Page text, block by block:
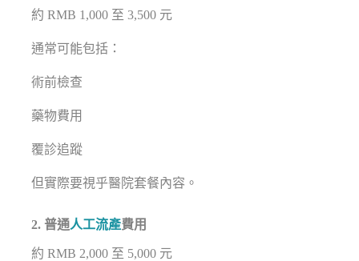
約 RMB 1,000 至 3,500 元
通常可能包括：
術前檢查
藥物費用
覆診追蹤
但實際要視乎醫院套餐內容。
2. 普通人工流產費用
約 RMB 2,000 至 5,000 元